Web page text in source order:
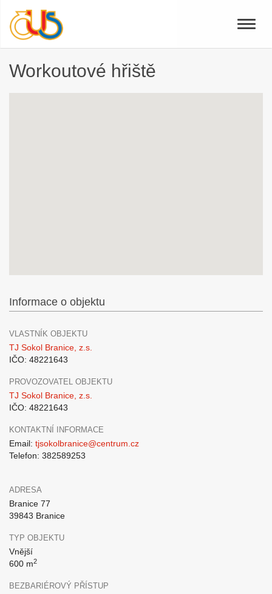
Toggle
Workoutové hřiště
Informace o objektu
VLASTNÍK OBJEKTU
TJ Sokol Branice, z.s.
IČO: 48221643
PROVOZOVATEL OBJEKTU
TJ Sokol Branice, z.s.
IČO: 48221643
KONTAKTNÍ INFORMACE
Email: tjsokolbranice@centrum.cz
Telefon: 382589253
ADRESA
Branice 77
39843 Branice
TYP OBJEKTU
Vnější
600 m2
BEZBARIÉROVÝ PŘÍSTUP